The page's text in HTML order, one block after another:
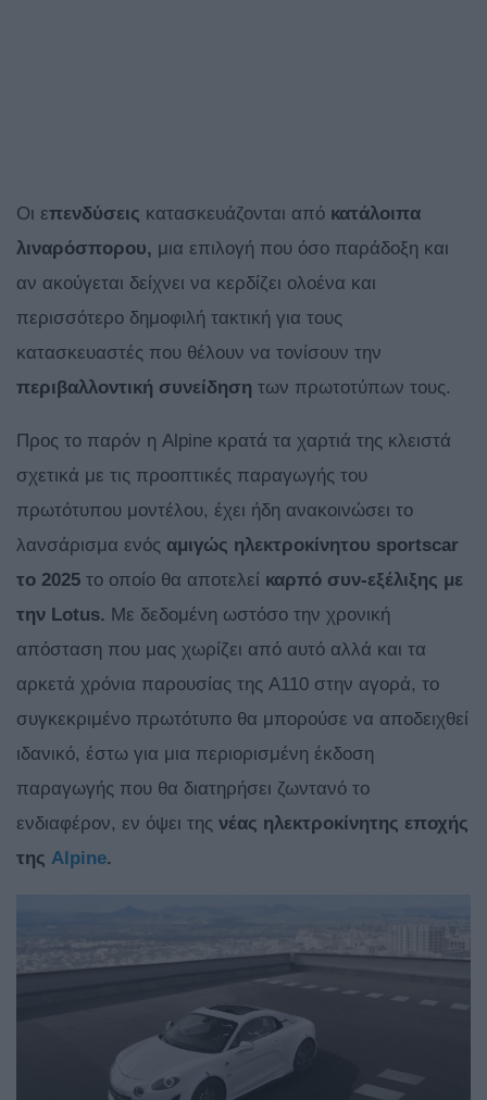
Οι επενδύσεις κατασκευάζονται από κατάλοιπα
λιναρόσπορου, μια επιλογή που όσο παράδοξη και
αν ακούγεται δείχνει να κερδίζει ολοένα και
περισσότερο δημοφιλή τακτική για τους
κατασκευαστές που θέλουν να τονίσουν την
περιβαλλοντική συνείδηση των πρωτοτύπων τους.
Προς το παρόν η Alpine κρατά τα χαρτιά της κλειστά
σχετικά με τις προοπτικές παραγωγής του
πρωτότυπου μοντέλου, έχει ήδη ανακοινώσει το
λανσάρισμα ενός αμιγώς ηλεκτροκίνητου sportscar
το 2025 το οποίο θα αποτελεί καρπό συν-εξέλιξης με
την Lotus. Με δεδομένη ωστόσο την χρονική
απόσταση που μας χωρίζει από αυτό αλλά και τα
αρκετά χρόνια παρουσίας της A110 στην αγορά, το
συγκεκριμένο πρωτότυπο θα μπορούσε να αποδειχθεί
ιδανικό, έστω για μια περιορισμένη έκδοση
παραγωγής που θα διατηρήσει ζωντανό το
ενδιαφέρον, εν όψει της νέας ηλεκτροκίνητης εποχής
της Alpine.